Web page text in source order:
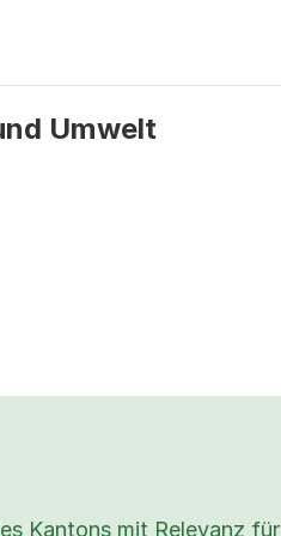
Umwelt
Kantons mit Relevanz für